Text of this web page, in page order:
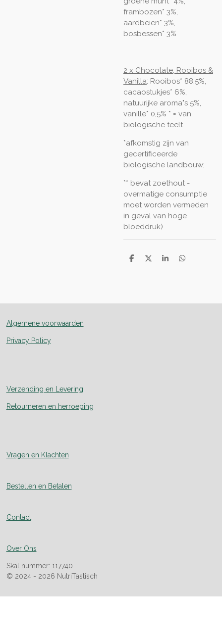
frambozen* 3%,
aardbeien* 3%,
bosbessen* 3%
2 x Chocolate, Rooibos &
Vanilla: Rooibos* 88,5%,
cacaostukjes* 6%,
natuurijke aroma"s 5%,
vanille* 0,5% * = van
biologische teelt
*afkomstig zijn van
gecertificeerde
biologische landbouw;
** bevat zoethout -
overmatige consumptie
moet worden vermeden
in geval van hoge
bloeddruk)
D
D
S
D
Algemene voorwaarden
Privacy Policy
Verzending en Levering
Retourneren en herroeping
Vragen en Klachten
Bestellen en Betalen
Contact
Over Ons
Skal nummer: 117740
© 2024 - 2026 NutriTastisch